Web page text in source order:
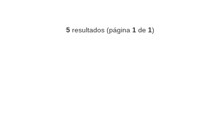
5 resultados (página 1 de 1)